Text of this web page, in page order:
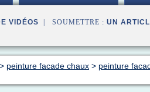
VIDÉOS | SOUMETTRE : UN
> peinture facade chaux > peinture